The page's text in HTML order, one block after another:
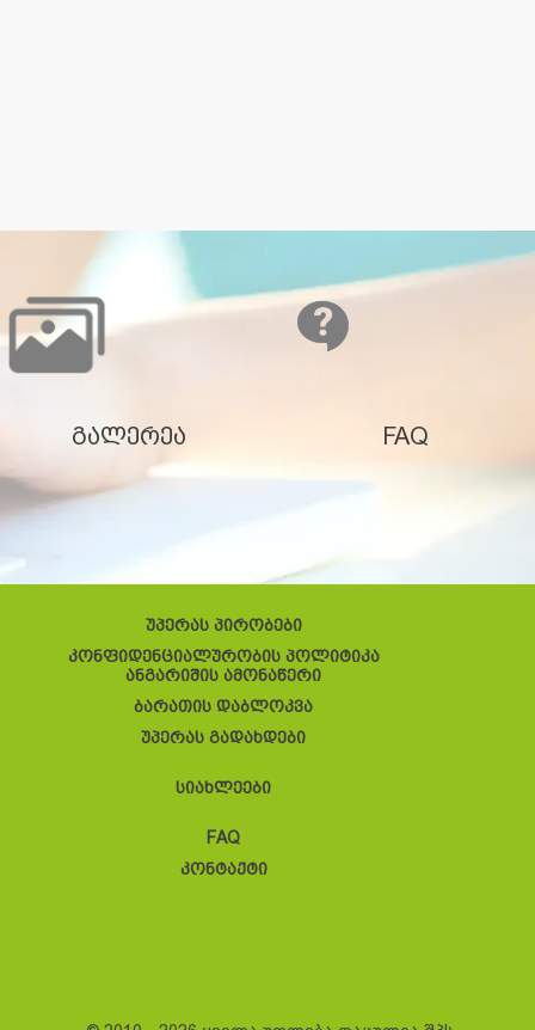
გალერეა FAQ
უპერას პირობები
კონფიდენციალურობის პოლიტიკა
ანგარიშის ამონაწერი
ბარათის დაბლოკვა
უპერას გადახდები
სიახლეები
FAQ
კონტაქტი